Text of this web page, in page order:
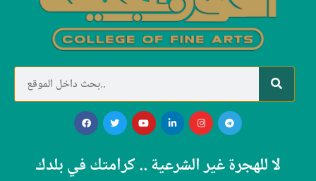
لا للهجرة غير الشرعية .. كرامتك في بلدك